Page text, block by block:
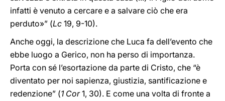
infatti è venuto a cercare e a salvare ciò che era
perduto»” (Lc 19, 9-10).
Anche oggi, la descrizione che Luca fa dell’evento che
ebbe luogo a Gerico, non ha perso di importanza.
Porta con sé l’esortazione da parte di Cristo, che “è
diventato per noi sapienza, giustizia, santificazione e
redenzione” (1 Cor1, 30). E come una volta di fronte a